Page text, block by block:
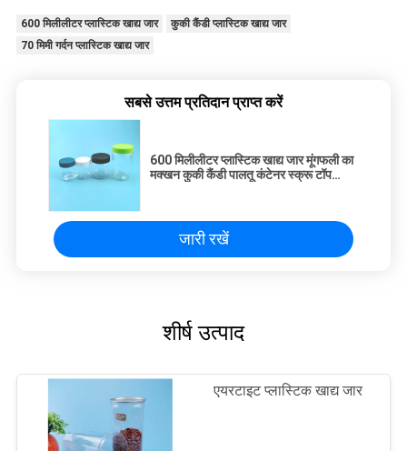
600 मिलीलीटर प्लास्टिक खाद्य जार
कुकी कैंडी प्लास्टिक खाद्य जार
70 मिमी गर्दन प्लास्टिक खाद्य जार
सबसे उत्तम प्रतिदान प्राप्त करें
600 मिलीलीटर प्लास्टिक खाद्य जार मूंगफली का
मक्खन कुकी कैंडी पालतू कंटेनर स्क्रू टॉप
जारी रखें
शीर्ष उत्पाद
एयरटाइट प्लास्टिक खाद्य जार